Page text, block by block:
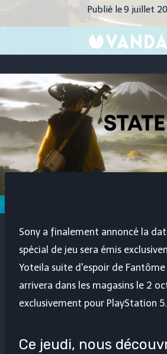
Publié le9 juillet
Sony a finalement annoncé la
spécial de jeu sera émis
Yotei la suite d'espoir de
arrivera dans les magasins le 2
exclusivement pour PlayStation 5.
Ce jeudi, nous